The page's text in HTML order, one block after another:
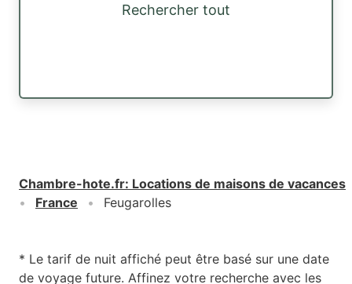
Rechercher tout
Chambre-hote.fr: Locations de maisons de vacances
France
Feugarolles
* Le tarif de nuit affiché peut être basé sur une date
de voyage future. Affinez votre recherche avec les